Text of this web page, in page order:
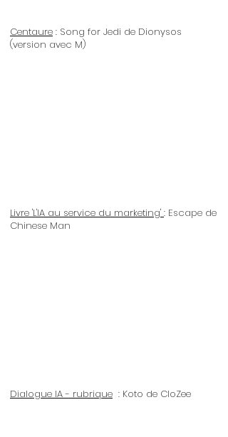
Centaure : Song for Jedi de Dionysos
(version avec M)
Livre 'L'IA au service du marketing' : Escape de
Chinese Man
Dialogue IA - rubrique : Koto de CloZee